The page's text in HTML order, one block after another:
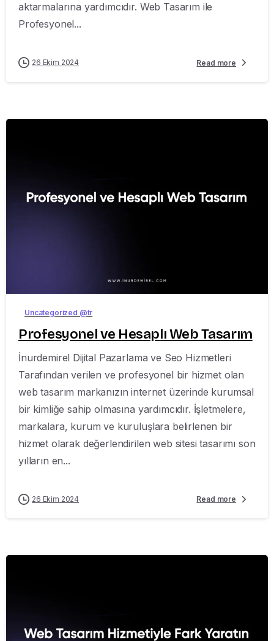
aktarmalarına yardımcıdır. Web Tasarım ile
Profesyonel...
26 Ekim 2024 Read more
Uncategorized @tr
Profesyonel ve Hesaplı Web Tasarım
İnurdemirel Dijital Pazarlama ve Seo Hizmetleri
Tarafından verilen ve profesyonel bir hizmet olan
web tasarım markanızın internet üzerinde kurumsal
bir kimliğe sahip olmasına yardımcıdır. İşletmelere,
markalara, kurum ve kuruluşlara belirlenen bir
hizmet olarak değerlendirilen web sitesi tasarımı son
yılların en...
26 Ekim 2024 Read more